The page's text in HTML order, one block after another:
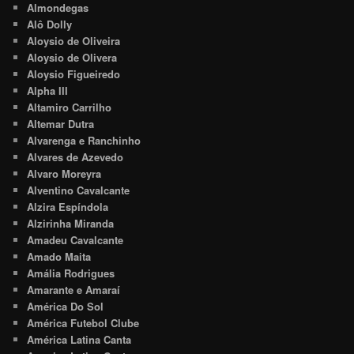
Almondegas
Alô Dolly
Aloysio de Oliveira
Aloysio de Olivera
Aloysio Figueiredo
Alpha III
Altamiro Carrilho
Altemar Dutra
Alvarenga e Ranchinho
Alvares de Azevedo
Alvaro Moreyra
Alventino Cavalcante
Alzira Espíndola
Alzirinha Miranda
Amadeu Cavalcante
Amado Maita
Amália Rodrigues
Amarante e Amaraí
América Do Sol
América Futebol Clube
América Latina Canta